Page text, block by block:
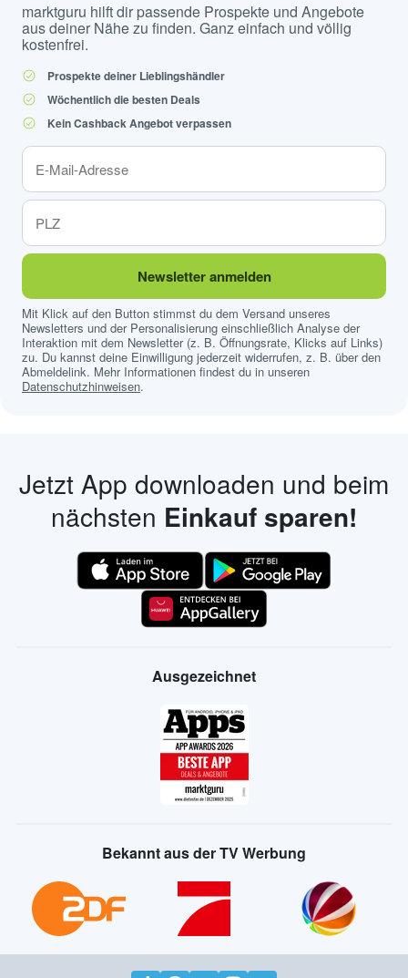
marktguru hilft dir passende Prospekte und Angebote
aus deiner Nähe zu finden. Ganz einfach und völlig
kostenfrei.
Prospekte deiner Lieblingshändler
Wöchentlich die besten Deals
Kein Cashback Angebot verpassen
Newsletter anmelden
Mit Klick auf den Button stimmst du dem Versand unseres
Newsletters und der Personalisierung einschließlich Analyse der
Interaktion mit dem Newsletter (z. B. Öffnungsrate, Klicks auf Links)
zu. Du kannst deine Einwilligung jederzeit widerrufen, z. B. über den
Abmeldelink. Mehr Informationen findest du in unseren
Datenschutzhinweisen.
Jetzt App downloaden und beim
nächsten Einkauf sparen!
Ausgezeichnet
Bekannt aus der TV Werbung